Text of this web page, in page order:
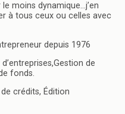
moins dynamique…j’en
à tous ceux ou celles avec
depuis 1976
de
fonds.
crédits, Édition